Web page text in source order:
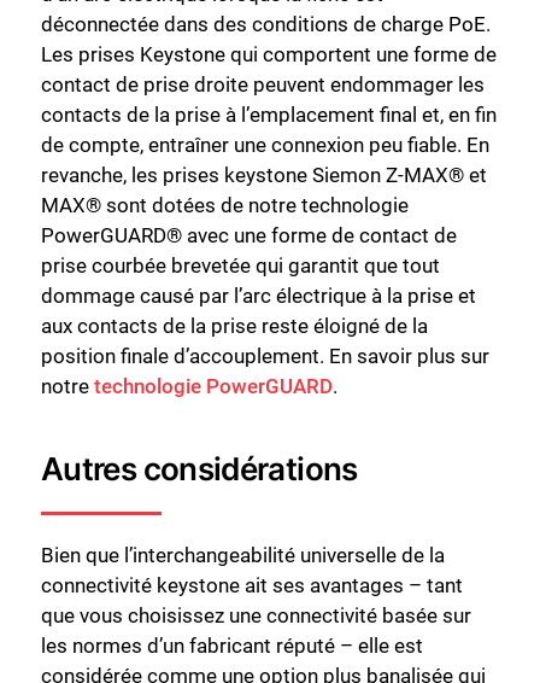
déconnectée dans des conditions de charge PoE.
Les prises Keystone qui comportent une forme de
contact de prise droite peuvent endommager les
contacts de la prise à l’emplacement final et, en fin
de compte, entraîner une connexion peu fiable. En
revanche, les prises keystone Siemon Z-MAX® et
MAX® sont dotées de notre technologie
PowerGUARD® avec une forme de contact de
prise courbée brevetée qui garantit que tout
dommage causé par l’arc électrique à la prise et
aux contacts de la prise reste éloigné de la
position finale d’accouplement. En savoir plus sur
notre technologie PowerGUARD.
Autres considérations
Bien que l’interchangeabilité universelle de la
connectivité keystone ait ses avantages – tant
que vous choisissez une connectivité basée sur
les normes d’un fabricant réputé – elle est
considérée comme une option plus banalisée qui